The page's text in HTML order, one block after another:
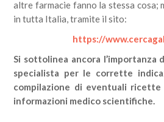
altre farmacie fanno la stessa cosa;
in tutta Italia, tramite il sito:
https://
Si sottolinea ancora
specialista per le corrette
compilazione di eventuali
informazioni medico scientifiche.